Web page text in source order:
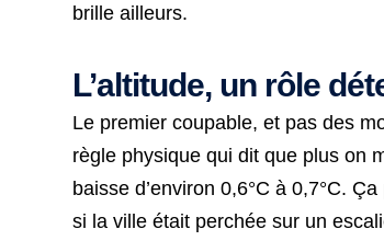
brille ailleurs.
L’altitude, un rôle
Le premier coupable, et pas des
règle physique qui dit que plus on
baisse d’environ 0,6°C à 0,7°C.
si la ville était perchée sur un